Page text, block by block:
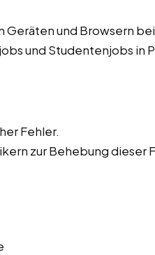
Geräten und Browsern
und Studentenjobs in
Fehler.
zur Behebung dieser